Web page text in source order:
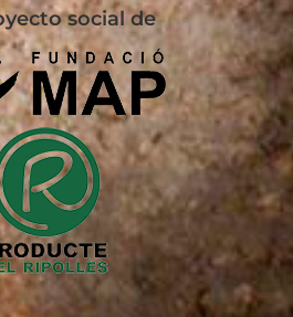
social de